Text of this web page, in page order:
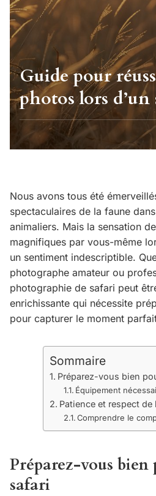
Guide pour
photos lors d’un
Nous avons tous été
spectaculaires de la faune
animaliers. Mais la sensation
magnifiques par vous-même
un sentiment indescriptible.
photographe amateur ou
photographie de safari peut
enrichissante qui nécessite
pour capturer le moment
Sommaire
Préparez-vous bien
Équipement
Patience et respect de
Comprendre le
Préparez-vous bien
safari